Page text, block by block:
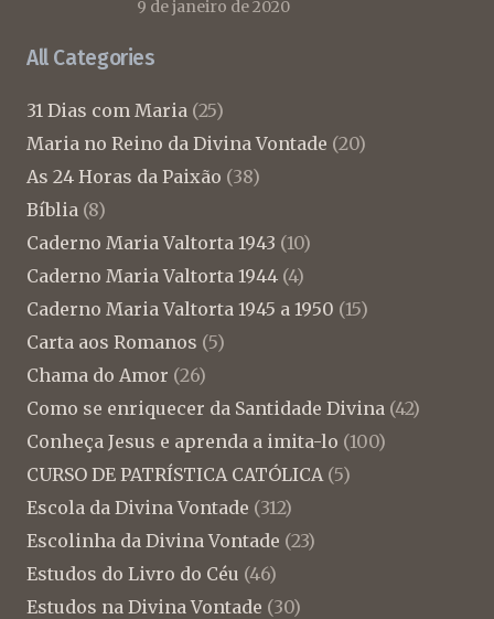
9 de janeiro de 2020
All Categories
31 Dias com Maria (25)
Maria no Reino da Divina Vontade (20)
As 24 Horas da Paixão (38)
Bíblia (8)
Caderno Maria Valtorta 1943 (10)
Caderno Maria Valtorta 1944 (4)
Caderno Maria Valtorta 1945 a 1950 (15)
Carta aos Romanos (5)
Chama do Amor (26)
Como se enriquecer da Santidade Divina (42)
Conheça Jesus e aprenda a imita-lo (100)
CURSO DE PATRÍSTICA CATÓLICA (5)
Escola da Divina Vontade (312)
Escolinha da Divina Vontade (23)
Estudos do Livro do Céu (46)
Estudos na Divina Vontade (30)